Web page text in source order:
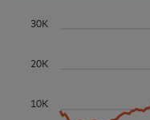
10K
20K
30K